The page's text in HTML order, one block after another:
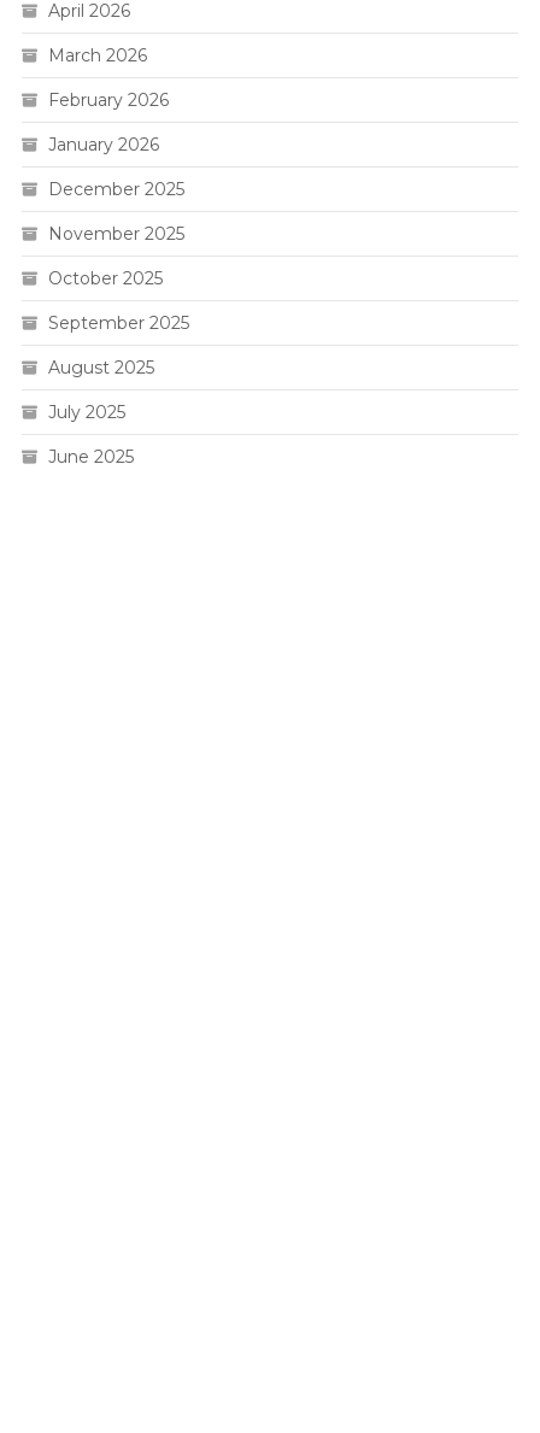
April 2026
March 2026
February 2026
January 2026
December 2025
November 2025
October 2025
September 2025
August 2025
July 2025
June 2025